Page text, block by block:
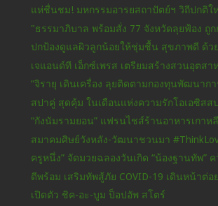
แห่ชื่นชม! มหกรรมอารยสถาปัตย์ฯ วิถีปกติใ
"ธรรมาภิบาล พร้อมสั่ง 77 จังหวัดลุยฟ้อง ถูก
ปกป้องดูแลผิวลูกน้อยให้ชุ่มชื้น สุขภาพดี ด้ว
เจแอนด์ที เอ็กซ์เพรส เตรียมสร้างสวนอุตสา
“จิรายุ เดินเครื่อง ลุยติดตามกองทุนพัฒนาก
สปาคู่ สุดคุ้ม ในเดือนแห่งความรักโอเอซิสส
“กังนัมรามยอน” แฟรนไชส์ร้านอาหารเกาห
สมาคมศิษย์วังหลัง-วัฒนาชวนมา
ครูหนึ่ง” จัดมวยฉลองวันเกิด “น้องฐานทัพ” ค
ดีพร้อม เสริมทัพสู้ภัย COVID-19 เดินหน้าต่อ
เปิดตัว ชิค-อะ-บูม ป็อปอัพ สโตร์